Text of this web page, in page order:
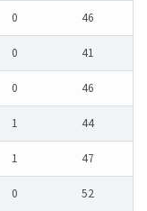
0
46
0
41
0
46
1
44
1
47
0
52